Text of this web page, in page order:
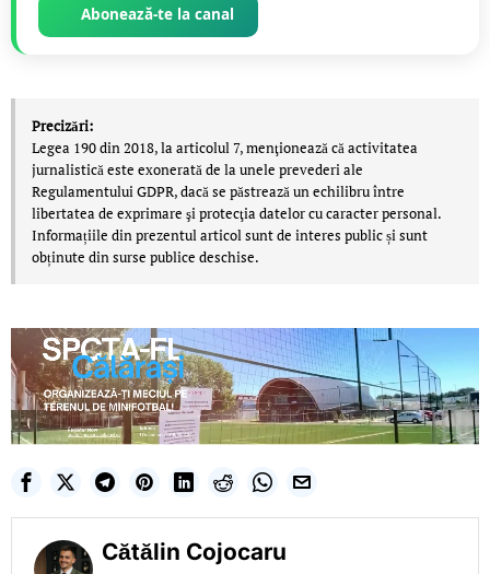
Abonează-te la canal
Precizări:
Legea 190 din 2018, la articolul 7, menţionează că activitatea
jurnalistică este exonerată de la unele prevederi ale
Regulamentului GDPR, dacă se păstrează un echilibru între
libertatea de exprimare şi protecţia datelor cu caracter personal.
Informațiile din prezentul articol sunt de interes public și sunt
obținute din surse publice deschise.
Cătălin Cojocaru